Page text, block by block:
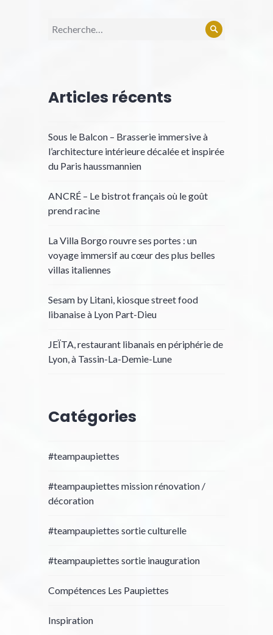
Recherche
Rechercher
Articles récents
Sous le Balcon – Brasserie immersive à
l’architecture intérieure décalée et inspirée
du Paris haussmannien
ANCRÉ – Le bistrot français où le goût
prend racine
La Villa Borgo rouvre ses portes : un
voyage immersif au cœur des plus belles
villas italiennes
Sesam by Litani, kiosque street food
libanaise à Lyon Part-Dieu
JEÏTA, restaurant libanais en périphérie de
Lyon, à Tassin-La-Demie-Lune
Catégories
#teampaupiettes
#teampaupiettes mission rénovation /
décoration
#teampaupiettes sortie culturelle
#teampaupiettes sortie inauguration
Compétences Les Paupiettes
Inspiration